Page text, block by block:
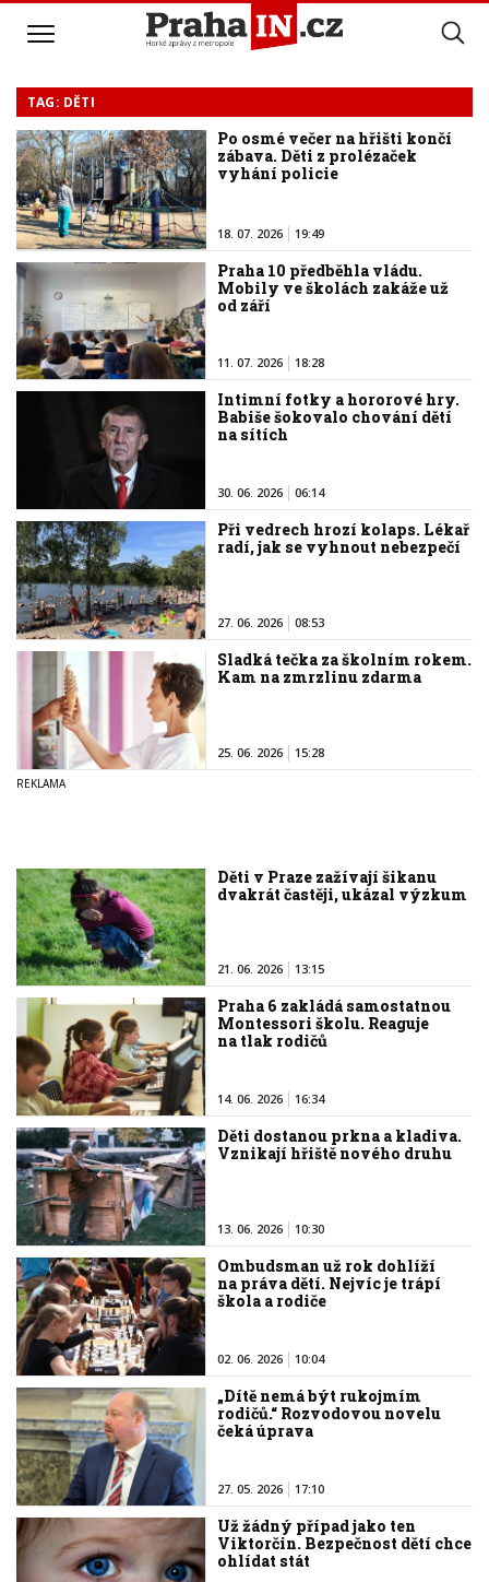
TAG: DĚTI
Po osmé večer na hřišti končí
zábava. Děti z prolézaček
vyhání policie
18. 07. 2026 19:49
Praha 10 předběhla vládu.
Mobily ve školách zakáže už
od září
11. 07. 2026 18:28
Intimní fotky a hororové hry.
Babiše šokovalo chování dětí
na sítích
30. 06. 2026 06:14
Při vedrech hrozí kolaps. Lékař
radí, jak se vyhnout nebezpečí
27. 06. 2026 08:53
Sladká tečka za školním rokem.
Kam na zmrzlinu zdarma
25. 06. 2026 15:28
Děti v Praze zažívají šikanu
dvakrát častěji, ukázal výzkum
21. 06. 2026 13:15
Praha 6 zakládá samostatnou
Montessori školu. Reaguje
na tlak rodičů
14. 06. 2026 16:34
Děti dostanou prkna a kladiva.
Vznikají hřiště nového druhu
13. 06. 2026 10:30
Ombudsman už rok dohlíží
na práva dětí. Nejvíc je trápí
škola a rodiče
02. 06. 2026 10:04
„Dítě nemá být rukojmím
rodičů.“ Rozvodovou novelu
čeká úprava
27. 05. 2026 17:10
Už žádný případ jako ten
Viktorčin. Bezpečnost dětí chce
ohlídat stát